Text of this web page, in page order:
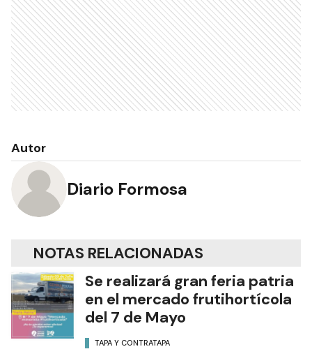
Autor
Diario Formosa
NOTAS RELACIONADAS
Se realizará gran feria patria
en el mercado frutihortícola
del 7 de Mayo
TAPA Y CONTRATAPA